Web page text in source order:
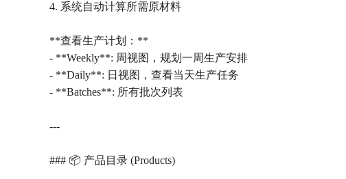
4. 系统自动计算所需原材料
**查看生产计划：**
- **Weekly**: 周视图，规划一周生产安排
- **Daily**: 日视图，查看当天生产任务
- **Batches**: 所有批次列表
---
### 📦 产品目录 (Products)